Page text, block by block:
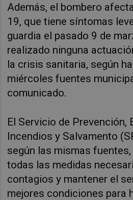
Además, el bombero
19, que tiene síntomas
guardia el pasado 9 de
realizado ninguna
la crisis sanitaria, según
miércoles fuentes
comunicado.
El Servicio de Prevención,
Incendios y Salvamento
según las mismas
todas las medidas
contagios y mantener el
mejores condiciones para